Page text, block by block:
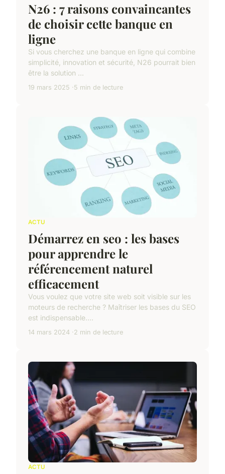
N26 : 7 raisons convaincantes
de choisir cette banque en
ligne
Si vous cherchez une banque en ligne qui combine
simplicité, innovation et sécurité, N26 pourrait bien
être la solution ...
19 mars 2025 5 min de lecture
ACTU
Démarrez en seo : les bases
pour apprendre le
référencement naturel
efficacement
Vous voulez que votre site web soit visible sur les
moteurs de recherche ? Maîtriser les bases du SEO
est indispensable....
14 mars 2024 2 min de lecture
ACTU